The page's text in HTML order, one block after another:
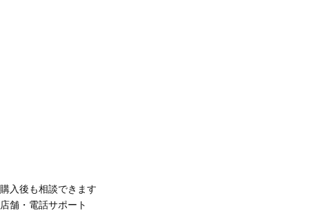
購入後も相談できます
店舗・電話サポート